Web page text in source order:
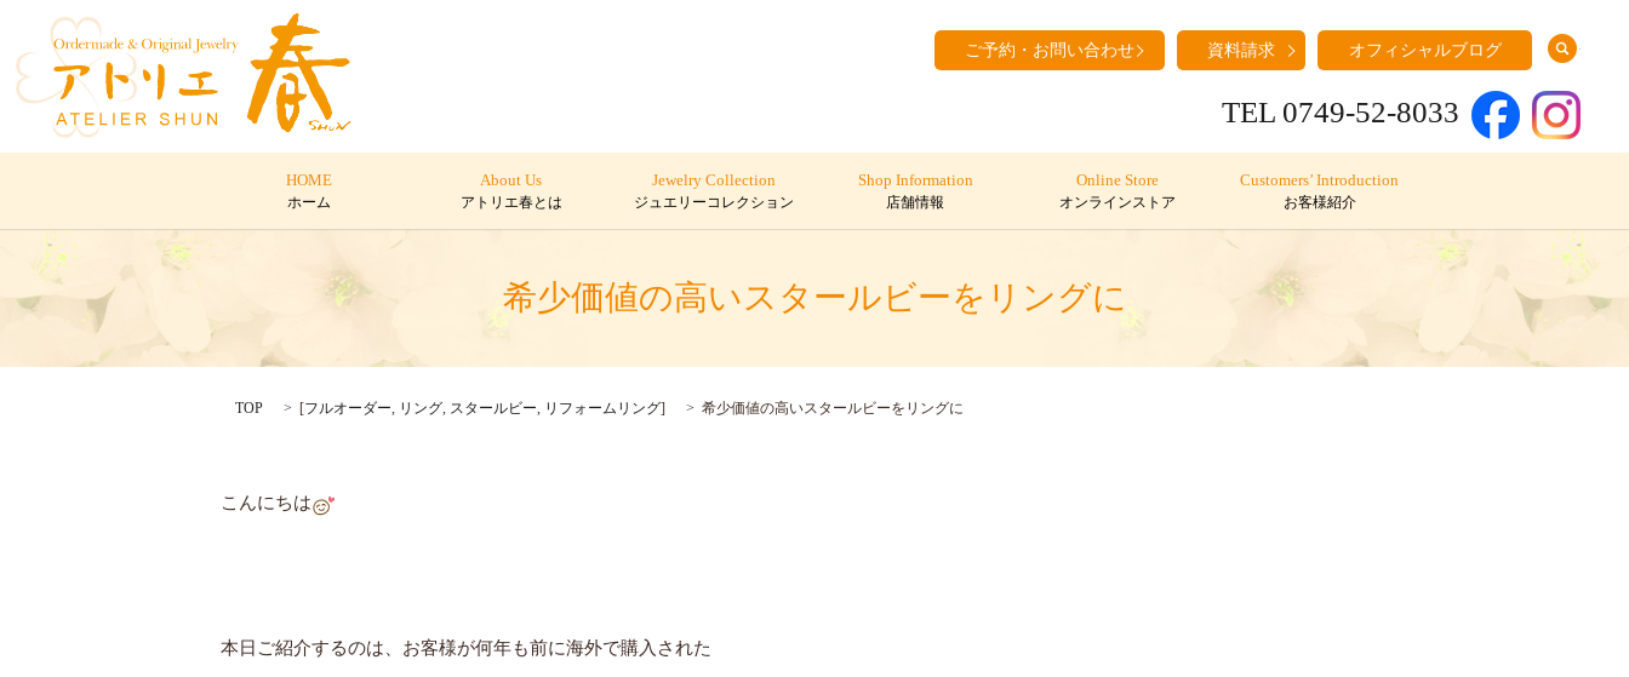
ご予約・お問い合わせ 資料請求 オフィシャルブログ
TEL 0749-52-8033
HOME
ホーム
About Us
アトリエ春とは
Jewelry Collection
ジュエリーコレクション
Shop Information
店舗情報
Online Store
オンラインストア
Customers’ Introduction
お客様紹介
希少価値の高いスタールビーをリングに
TOP [フルオーダー リング スタールビー リフォームリング] 希少価値の高いスタールビーをリングに
こんにちは
本日ご紹介するのは、お客様が何年も前に海外で購入された